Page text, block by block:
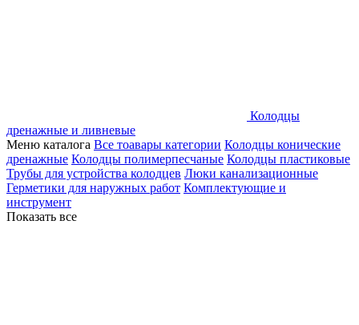
Колодцы
дренажные и ливневые
Меню каталога Все тоавары категории Колодцы конические
дренажные Колодцы полимерпесчаные Колодцы пластиковые
Трубы для устройства колодцев Люки канализационные
Герметики для наружных работ Комплектующие и
инструмент
Показать все